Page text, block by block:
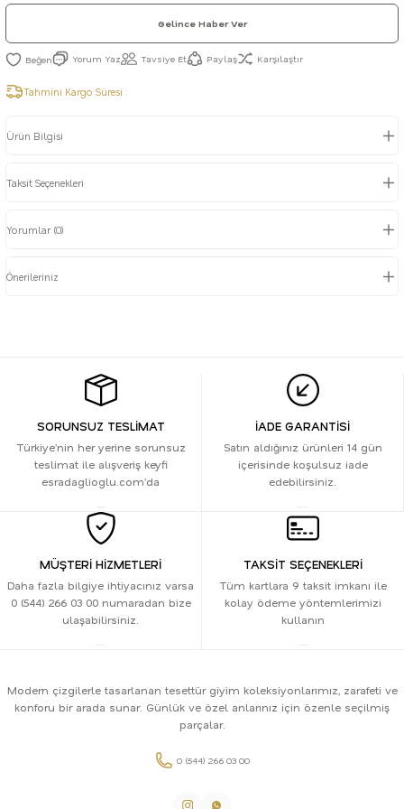
Gelince Haber Ver
Yorum Yaz Tavsiye Et Paylaş Karşılaştır
Tahmini Kargo Süresi :
Ürün Bilgisi
Taksit Seçenekleri
Yorumlar (0)
Önerileriniz
SORUNSUZ TESLİMAT
Türkiye’nin her yerine sorunsuz
teslimat ile alışveriş keyfi
esradaglioglu.com’da
İADE GARANTİSİ
Satın aldığınız ürünleri 14 gün
içerisinde koşulsuz iade
edebilirsiniz.
MÜŞTERİ HİZMETLERİ
Daha fazla bilgiye ihtiyacınız varsa
0 (544) 266 03 00 numaradan bize
ulaşabilirsiniz.
TAKSİT SEÇENEKLERİ
Tüm kartlara 9 taksit imkanı ile
kolay ödeme yöntemlerimizi
kullanın
Modern çizgilerle tasarlanan tesettür giyim koleksiyonlarımız, zarafeti ve
konforu bir arada sunar. Günlük ve özel anlarınız için özenle seçilmiş
parçalar.
0 (544) 266 03 00